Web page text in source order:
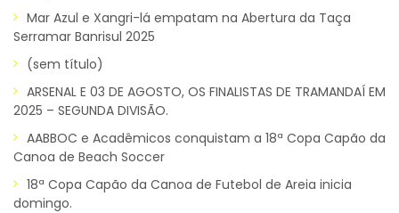
Mar Azul e Xangri-lá empatam na Abertura da Taça
Serramar Banrisul 2025
(sem título)
ARSENAL E 03 DE AGOSTO, OS FINALISTAS DE TRAMANDAÍ EM
2025 – SEGUNDA DIVISÃO.
AABBOC e Acadêmicos conquistam a 18ª Copa Capão da
Canoa de Beach Soccer
18ª Copa Capão da Canoa de Futebol de Areia inicia
domingo.